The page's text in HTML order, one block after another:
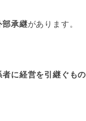
部承継があります。
に経営を引継ぐもの